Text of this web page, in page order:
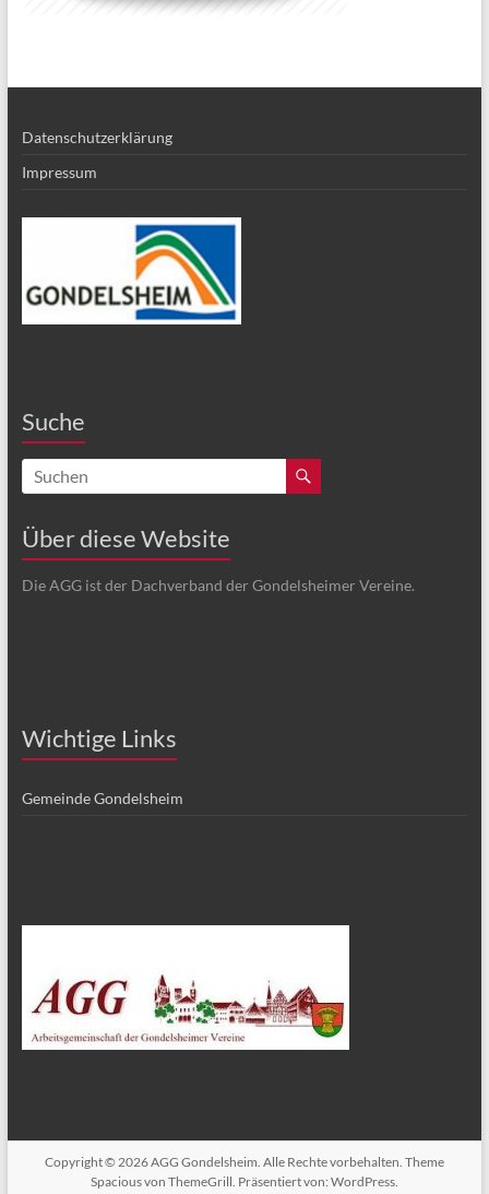
Datenschutzerklärung
Impressum
Suche
Über diese Website
Die AGG ist der Dachverband der Gondelsheimer Vereine.
Wichtige Links
Gemeinde Gondelsheim
Copyright © 2026AGG Gondelsheim . Alle Rechte vorbehalten. Theme
Spaciousvon ThemeGrill. Präsentiert von: WordPress.